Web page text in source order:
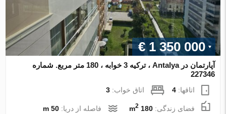
€ 1 350 000
آپارتمان در Antalya ، ترکیه 3 خوابه ، 180 متر مربع. شماره
227346
اتاقها:4 اتاق خواب:3
فضای زندگی:180 m
2 فاصله از دریا:50 m